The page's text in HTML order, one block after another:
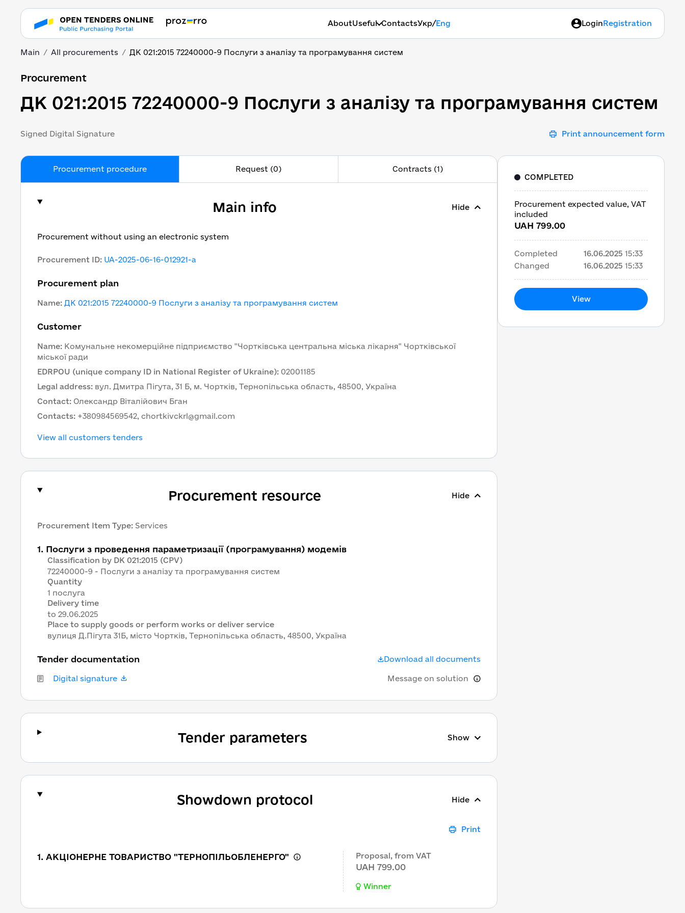
AboutUseful ContactsУкр/Eng LoginRegistration
Main All procurements ДК 021:2015 72240000-9 Послуги з аналізу та програмування систем
ДК 021:2015 72240000-9 Послуги з аналізу та програмування систем
Procurement
ДК 021:2015 72240000-9 Послуги з аналізу та програмування систем
Signed Digital Signature Print announcement form
Procurement procedure Request (0) Contracts (1)
Main info Hide
Procurement without using an electronic system
Procurement ID: UA-2025-06-16-012921-a
Procurement plan
Name: ДК 021:2015 72240000-9 Послуги з аналізу та програмування систем
Customer
Name: Комунальне некомерційне підприємство "Чортківська центральна міська лікарня" Чортківської
EDRPOU (unique company ID in National Register of Ukraine): 02001185
Legal address: вул. Дмитра Пігута, 31 Б, м. Чортків, Тернопільська область, 48500, Україна
Contact: Олександр Віталійович Бган
Contacts: +380984569542, chortkivckrl@gmail.com
View all customers tenders
Procurement resource Hide
Procurement Item Type: Services
1. Послуги з проведення параметризації (програмування) модемів
Classification by DK 021:2015 (CPV)
72240000-9 - Послуги з аналізу та програмування систем
Quantity
1 послуга
Delivery time
Place to supply goods or perform works or deliver service
вулиця Д.Пігута 31Б, місто Чортків, Тернопільська область, 48500, Україна
Tender documentation Download all documents
Digital signature Message on solution
Tender parameters Show
Showdown protocol Hide
Print
1. АКЦІОНЕРНЕ ТОВАРИСТВО "ТЕРНОПІЛЬОБЛЕНЕРГО" Proposal, from VAT
UAH 799.00
Winner
COMPLETED
Procurement expected value, VAT
included
UAH 799.00
Completed 16.06.2025 15:33
Changed
16.06.2025 15:33
View